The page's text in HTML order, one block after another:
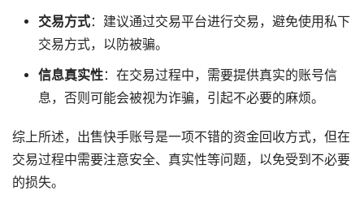
交易方式：建议通过交易平台进行交易，避免使用私下
交易方式，以防被骗。
信息真实性：在交易过程中，需要提供真实的账号信
息，否则可能会被视为诈骗，引起不必要的麻烦。
综上所述，出售快手账号是一项不错的资金回收方式，但在
交易过程中需要注意安全、真实性等问题，以免受到不必要
的损失。